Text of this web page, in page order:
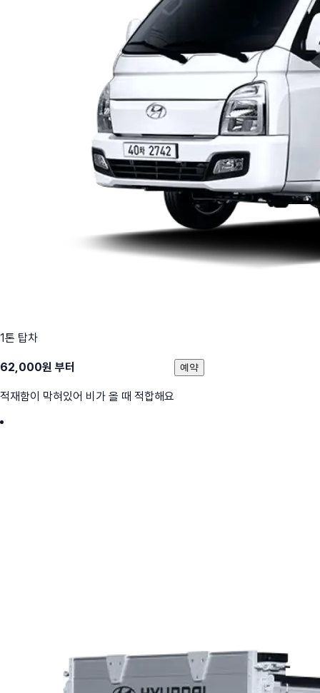
1톤 탑차
62,000원 부터
적재함이 막혀있어 비가 올 때 적합해요
예약